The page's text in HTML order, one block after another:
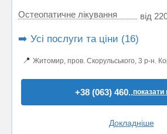
Остеопатичне лікування від
➡️ Усі послуги та ціни (16)
📍 Житомир, пров. Скорульського, 3 р-н.
+38 (063) 460..показати
Докладніше